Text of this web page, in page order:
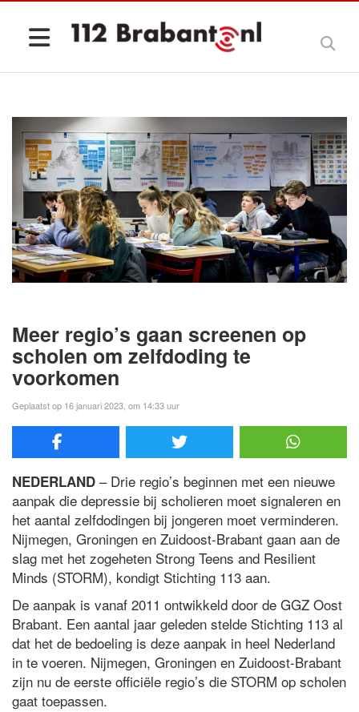
Meer regio’s gaan screenen op
scholen om zelfdoding te
voorkomen
Geplaatst op 16 januari 2023, om 14:33 uur
NEDERLAND – Drie regio’s beginnen met een nieuwe
aanpak die depressie bij scholieren moet signaleren en
het aantal zelfdodingen bij jongeren moet verminderen.
Nijmegen, Groningen en Zuidoost-Brabant gaan aan de
slag met het zogeheten Strong Teens and Resilient
Minds (STORM), kondigt Stichting 113 aan.
De aanpak is vanaf 2011 ontwikkeld door de GGZ Oost
Brabant. Een aantal jaar geleden stelde Stichting 113 al
dat het de bedoeling is deze aanpak in heel Nederland
in te voeren. Nijmegen, Groningen en Zuidoost-Brabant
zijn nu de eerste officiële regio’s die STORM op scholen
gaat toepassen.